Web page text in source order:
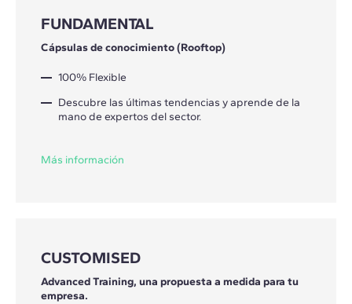
FUNDAMENTAL
Cápsulas de conocimiento (Rooftop)
100% Flexible
Descubre las últimas tendencias y aprende de la
mano de expertos del sector.
Más información
CUSTOMISED
Advanced Training, una propuesta a medida para tu
empresa.